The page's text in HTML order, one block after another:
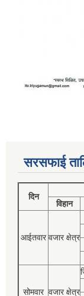
सरसफाई
दिन
विहान
आईतवार वजार क्षेत्र
सोमवार वजार क्षेत्र